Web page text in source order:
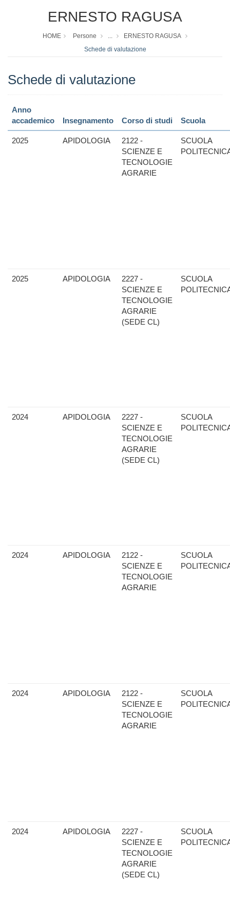
ERNESTO RAGUSA
HOME Persone ...
ERNESTO RAGUSA
Schede di valutazione
Schede di valutazione
Anno
accademico
Insegnamento Corso di studi Scuola
2025 APIDOLOGIA
2122 -
SCIENZE E
TECNOLOGIE
AGRARIE
SCUOLA
2025 APIDOLOGIA
2227 -
SCIENZE E
TECNOLOGIE
AGRARIE
(SEDE CL)
SCUOLA
2024 APIDOLOGIA
2227 -
SCIENZE E
TECNOLOGIE
AGRARIE
(SEDE CL)
SCUOLA
2024 APIDOLOGIA
2122 -
SCIENZE E
TECNOLOGIE
AGRARIE
SCUOLA
2024 APIDOLOGIA
2122 -
SCIENZE E
TECNOLOGIE
AGRARIE
SCUOLA
2024 APIDOLOGIA
2227 -
SCIENZE E
TECNOLOGIE
AGRARIE
(SEDE CL)
SCUOLA